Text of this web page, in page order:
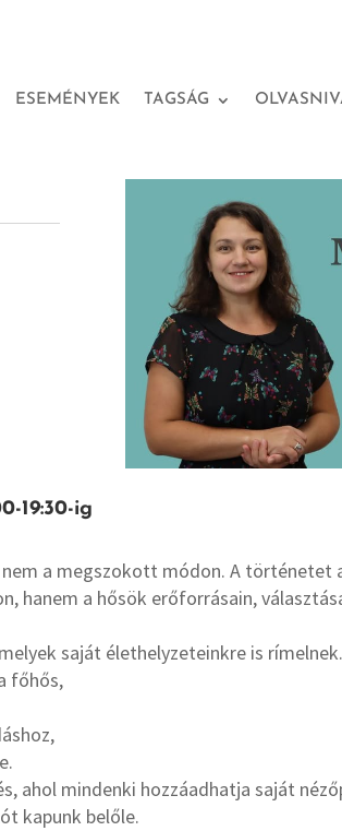
ESEMÉNYEK TAGSÁG
19:30-ig
a megszokott módon. A
hanem a hősök erőforrásain,
saját élethelyzeteinkre is
főhős,
ahol mindenki hozzáadhatja saját
kapunk belőle.